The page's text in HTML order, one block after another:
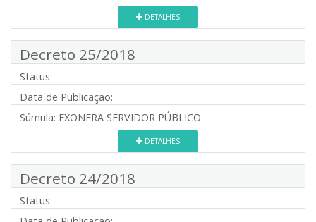
DETALHES
Decreto 25/2018
Status: ---
Data de Publicação:
Súmula: EXONERA SERVIDOR PÚBLICO.
DETALHES
Decreto 24/2018
Status: ---